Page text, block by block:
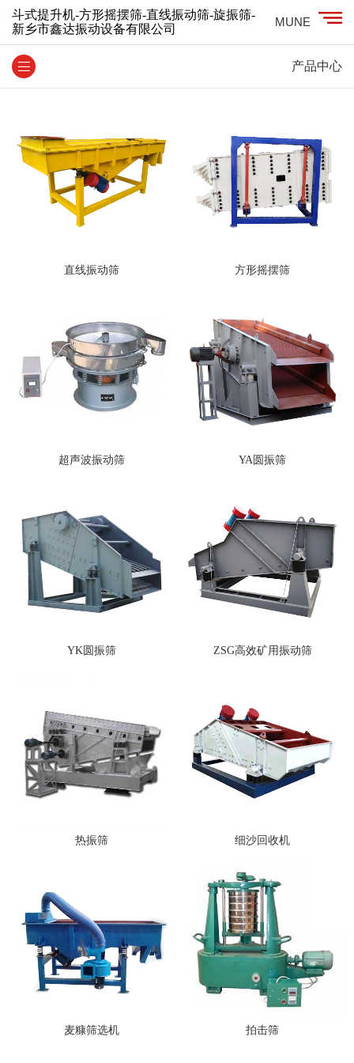
斗式提升机-方形摇摆筛-直线振动筛-旋振筛-
新乡市鑫达振动设备有限公司
MUNE
产品中心
直线振动筛 方形摇摆筛
超声波振动筛 YA圆振筛
YK圆振筛 ZSG高效矿用振动筛
热振筛 细沙回收机
麦糠筛选机 拍击筛